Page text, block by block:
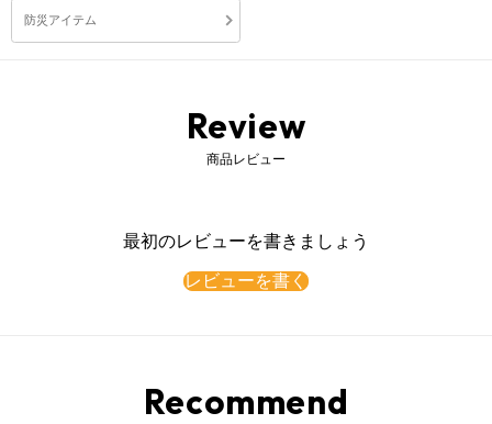
防災アイテム
Review
商品レビュー
最初のレビューを書きましょう
レビューを書く
Recommend